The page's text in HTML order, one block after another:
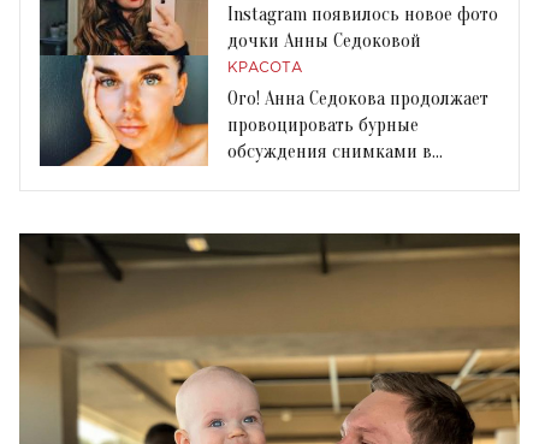
Instagram появилось новое фото
дочки Анны Седоковой
КРАСОТА
Ого! Анна Седокова продолжает
провоцировать бурные
обсуждения снимками в